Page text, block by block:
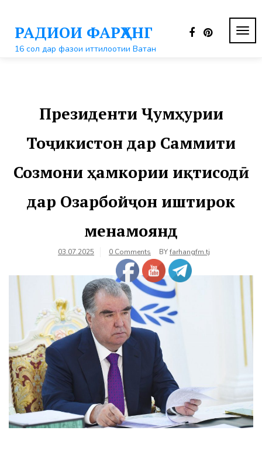
контентуРАДИОИ ФАРҲАНГ
16 сол дар фазои иттилоотии Ватан
Президенти Ҷумҳурии
Тоҷикистон дар Саммити
Созмони ҳамкории иқтисодӣ
дар Озарбойҷон иштирок
менамоянд
03.07.2025 0 Comments BYfarhangfm.tj